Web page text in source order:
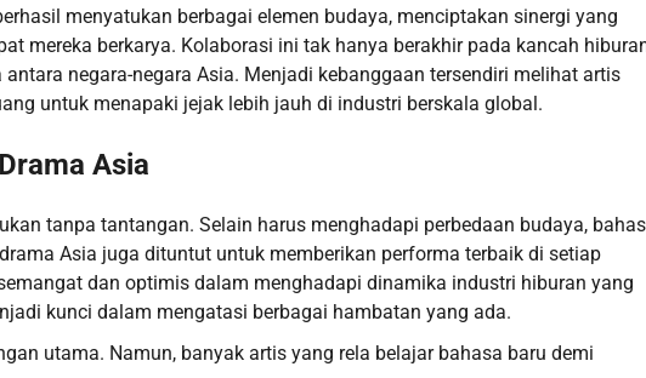
menyatukan berbagai elemen budaya, menciptakan sinergi yang
mereka berkarya. Kolaborasi ini tak hanya berakhir pada kancah
negara-negara Asia. Menjadi kebanggaan tersendiri melihat artis
untuk menapaki jejak lebih jauh di industri berskala global.
Asia
tanpa tantangan. Selain harus menghadapi perbedaan budaya,
Asia juga dituntut untuk memberikan performa terbaik di setiap
dan optimis dalam menghadapi dinamika industri hiburan yang
kunci dalam mengatasi berbagai hambatan yang ada.
utama. Namun, banyak artis yang rela belajar bahasa baru demi